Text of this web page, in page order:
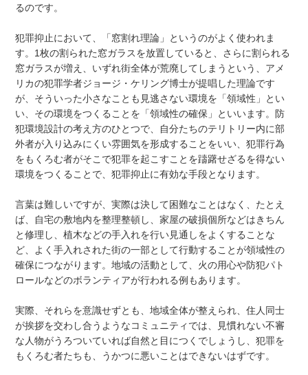
るのです。
犯罪抑止において、「窓割れ理論」というのがよく使われま
す。1枚の割られた窓ガラスを放置していると、さらに割られる
窓ガラスが増え、いずれ街全体が荒廃してしまうという、アメ
リカの犯罪学者ジョージ・ケリング博士が提唱した理論です
が、そういった小さなことも見逃さない環境を「領域性」とい
い、その環境をつくることを「領域性の確保」といいます。防
犯環境設計の考え方のひとつで、自分たちのテリトリー内に部
外者が入り込みにくい雰囲気を形成することをいい、犯罪行為
をもくろむ者がそこで犯罪を起こすことを躊躇せざるを得ない
環境をつくることで、犯罪抑止に有効な手段となります。
言葉は難しいですが、実際は決して困難なことはなく、たとえ
ば、自宅の敷地内を整理整頓し、家屋の破損個所などはきちん
と修理し、植木などの手入れを行い見通しをよくすることな
ど、よく手入れされた街の一部として行動することが領域性の
確保につながります。地域の活動として、火の用心や防犯パト
ロールなどのボランティアが行われる例もあります。
実際、それらを意識せずとも、地域全体が整えられ、住人同士
が挨拶を交わし合うようなコミュニティでは、見慣れない不審
な人物がうろついていれば自然と目につくでしょうし、犯罪を
もくろむ者たちも、うかつに悪いことはできないはずです。